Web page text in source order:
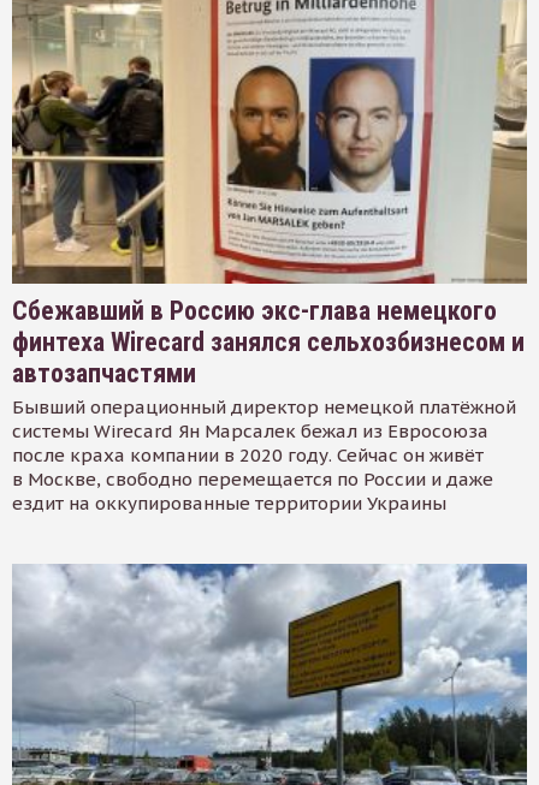
Сбежавший в Россию экс-глава немецкого
финтеха Wirecard занялся сельхозбизнесом и
автозапчастями
Бывший операционный директор немецкой платёжной
системы Wirecard Ян Марсалек бежал из Евросоюза
после краха компании в 2020 году. Сейчас он живёт
в Москве, свободно перемещается по России и даже
ездит на оккупированные территории Украины